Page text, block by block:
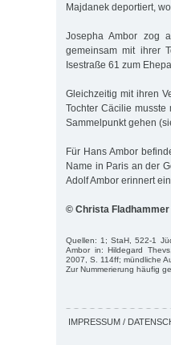
Majdanek deportiert,
Josepha Ambor zog
gemeinsam mit ihrer
Isestraße 61 zum
Gleichzeitig mit ihren
Tochter Cäcilie
Sammelpunkt gehen
Für Hans Ambor
Name in Paris an der
Adolf Ambor erinnert
© Christa Fladhammer
Quellen: 1; StaH, 522-1
Ambor in: Hildegard
2007, S. 114ff; mündliche
Zur Nummerierung häufig
IMPRESSUM /